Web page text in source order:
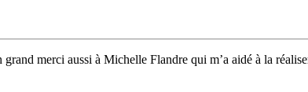
merci aussi à Michelle Flandre qui m’a aidé à la